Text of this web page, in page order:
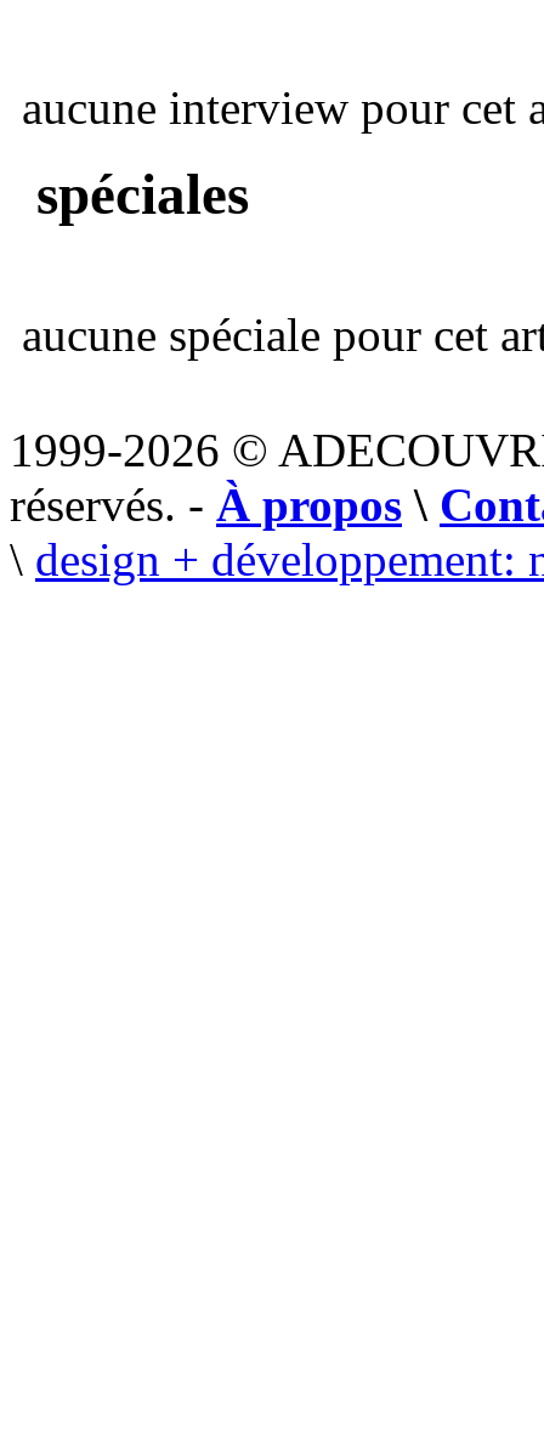
aucune interview pour cet
spéciales
aucune spéciale pour cet
1999-2026 ©
réservés. - À propos \
\ design + développement: